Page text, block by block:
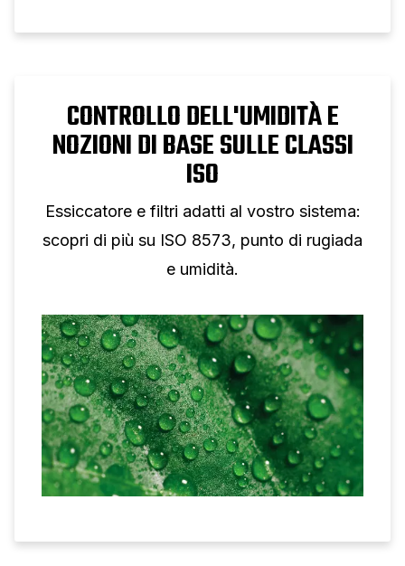
CONTROLLO DELL'UMIDITÀ E
NOZIONI DI BASE SULLE CLASSI
ISO
Essiccatore e filtri adatti al vostro sistema:
scopri di più su ISO 8573, punto di rugiada
e umidità.